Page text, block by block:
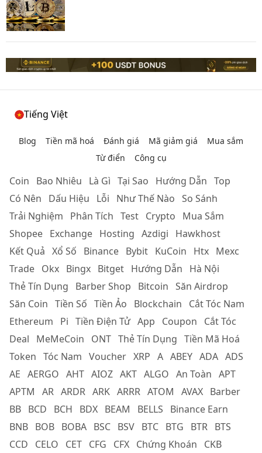
Tiếng Việt
Blog Tiền mã hoá Đánh giá Mã giảm giá
Mua sắm
Từ điển
Công cụ
Coin Bao Nhiêu Là Gì Tại Sao Hướng Dẫn Top
Có Nên
Dấu Hiệu Lỗi Như Thế Nào So Sánh
Trải Nghiệm
Phân Tích Test Crypto
Mua Sắm
Shopee Exchange Hosting Azdigi
Hawkhost
Kết Quả Xổ Số Binance Bybit KuCoin Htx Mexc
Trade Okx Bingx Bitget Hướng Dẫn
Hà Nội
Thẻ Tín Dụng
Barber Shop Bitcoin Săn Airdrop
Săn Coin Tiền Số Tiền Ảo Blockchain
Cắt Tóc Nam
Ethereum
Pi Tiền Điện Tử App Coupon
Cắt Tóc
Deal
MeMeCoin ONT Thẻ Tín Dụng Tiền Mã Hoá
Token Tóc Nam Voucher XRP A ABEY ADA ADS
AE AERGO AHT AIOZ AKT ALGO An Toàn APT
APTM
AR ARDR ARK ARRR ATOM AVAX Barber
BB BCD BCH BDX BEAM BELLS
Binance Earn
BNB BOB BOBA BSC BSV BTC BTG BTR BTS
CCD
CELO CET CFG CFX Chứng Khoán
CKB